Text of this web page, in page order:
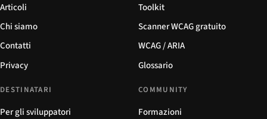
Articoli
Chi siamo
Contatti
Privacy
Toolkit
Scanner WCAG gratuito
WCAG / ARIA
Glossario
DESTINATARI
Per gli sviluppatori
COMMUNITY
Formazioni